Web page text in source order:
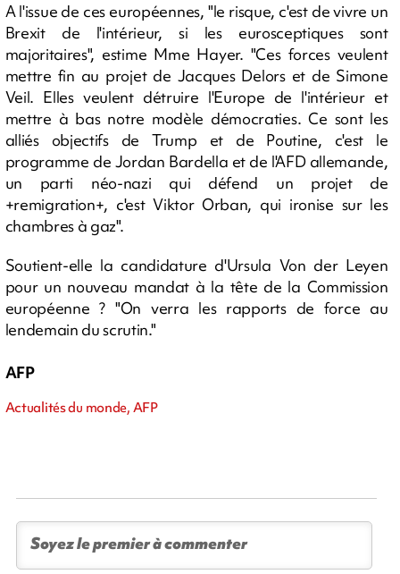
A l'issue de ces européennes, "le risque, c'est de vivre un
Brexit de l'intérieur, si les eurosceptiques sont
majoritaires", estime Mme Hayer. "Ces forces veulent
mettre fin au projet de Jacques Delors et de Simone
Veil. Elles veulent détruire l'Europe de l'intérieur et
mettre à bas notre modèle démocraties. Ce sont les
alliés objectifs de Trump et de Poutine, c'est le
programme de Jordan Bardella et de l'AFD allemande,
un parti néo-nazi qui défend un projet de
+remigration+, c'est Viktor Orban, qui ironise sur les
chambres à gaz".
Soutient-elle la candidature d'Ursula Von der Leyen
pour un nouveau mandat à la tête de la Commission
européenne ? "On verra les rapports de force au
lendemain du scrutin."
AFP
Actualités du monde, AFP